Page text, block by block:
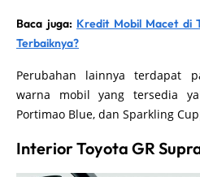
Baca juga: Kredit Mobil Macet di
Terbaiknya?
Perubahan lainnya terdapat
warna mobil yang tersedia
Portimao Blue, dan Sparkling
Interior Toyota GR